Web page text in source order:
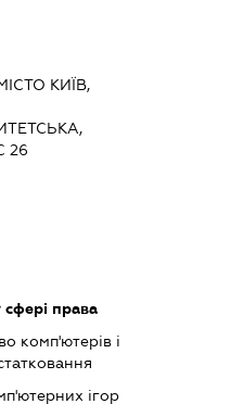
КИЇВ,
26
сфері права
комп'ютерів і
ігор